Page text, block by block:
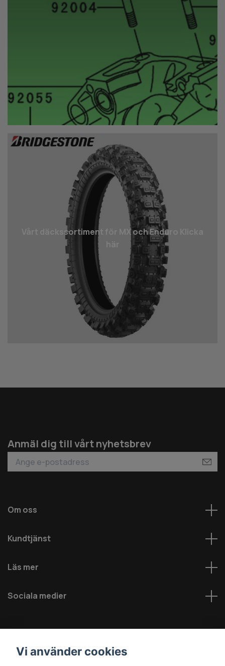
Vårt däcks­sortiment för MX och Enduro Klicka
Anmäl dig till vårt nyhetsbrev
Om oss
Kundtjänst
Läs mer
Sociala medier
Vi använder cookies